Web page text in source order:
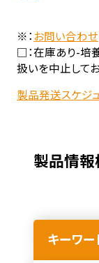
※：お問い合わせ
□：在庫あり-培
扱いを中止して
製品発送スケジ
製品情報
キーワー